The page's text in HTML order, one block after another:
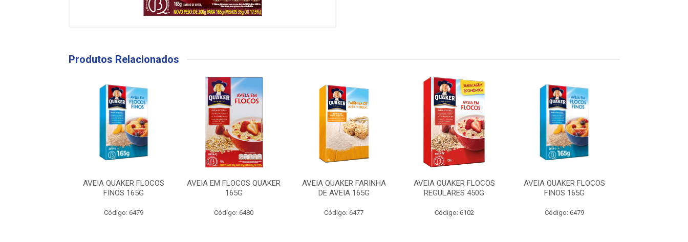
Produtos Relacionados
AVEIA QUAKER FLOCOS
FINOS 165G
Código: 6479
AVEIA EM FLOCOS QUAKER
165G
Código: 6480
AVEIA QUAKER FARINHA
DE AVEIA 165G
Código: 6477
AVEIA QUAKER FLOCOS
REGULARES 450G
Código: 6102
AVEIA QUAKER FLOCOS
FINOS 165G
Código: 6479